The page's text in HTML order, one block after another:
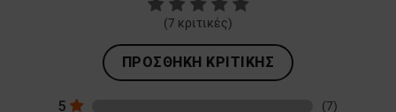
(7 κριτικές)
ΠΡΟΣΘΉΚΗ ΚΡΙΤΙΚΉΣ
5 (7)